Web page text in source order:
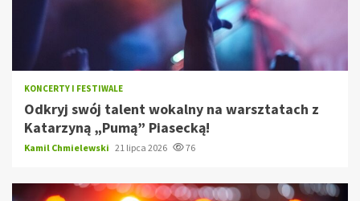
KONCERTY I FESTIWALE
Odkryj swój talent wokalny na warsztatach z
Katarzyną „Pumą” Piasecką!
Kamil Chmielewski 21 lipca 2026 76